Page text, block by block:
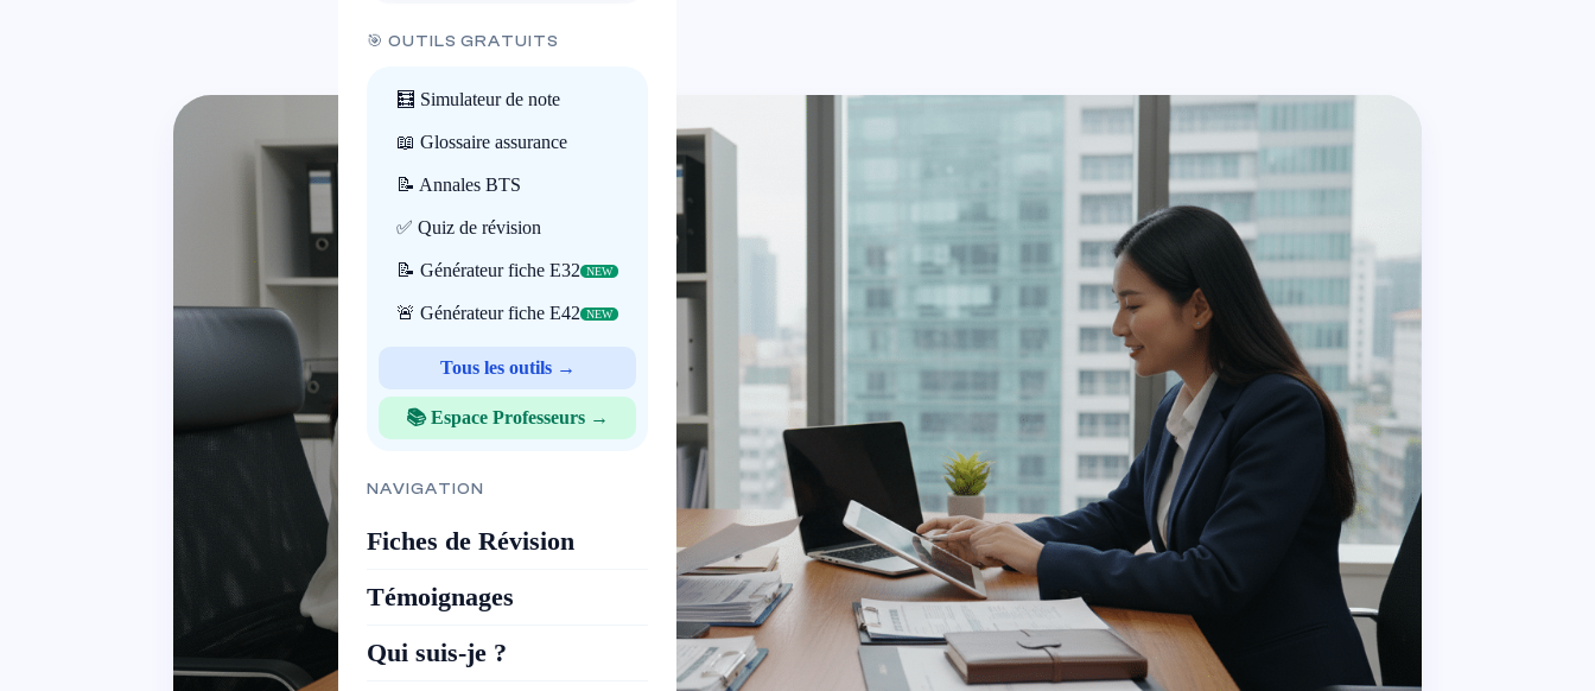
🎯 OUTILS GRATUITS
🧮 Simulateur de note
📖 Glossaire assurance
📝 Annales BTS
✅ Quiz de révision
📝 Générateur fiche E32 NEW
🚨 Générateur fiche E42 NEW
Tous les outils →
📚 Espace Professeurs →
NAVIGATION
Fiches de Révision
Témoignages
Qui suis-je ?